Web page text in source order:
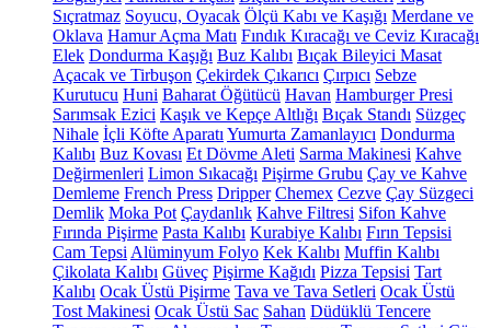
Sıçratmaz Soyucu, Oyacak Ölçü Kabı ve Kaşığı Merdane ve
Oklava Hamur Açma Matı Fındık Kıracağı ve Ceviz Kıracağı
Elek Dondurma Kaşığı Buz Kalıbı Bıçak Bileyici Masat
Açacak ve Tirbuşon Çekirdek Çıkarıcı Çırpıcı Sebze
Kurutucu Huni Baharat Öğütücü Havan Hamburger Presi
Sarımsak Ezici Kaşık ve Kepçe Altlığı Bıçak Standı Süzgeç
Nihale İçli Köfte Aparatı Yumurta Zamanlayıcı Dondurma
Kalıbı Buz Kovası Et Dövme Aleti Sarma Makinesi Kahve
Değirmenleri Limon Sıkacağı Pişirme Grubu Çay ve Kahve
Demleme French Press Dripper Chemex Cezve Çay Süzgeci
Demlik Moka Pot Çaydanlık Kahve Filtresi Sifon Kahve
Fırında Pişirme Pasta Kalıbı Kurabiye Kalıbı Fırın Tepsisi
Cam Tepsi Alüminyum Folyo Kek Kalıbı Muffin Kalıbı
Çikolata Kalıbı Güveç Pişirme Kağıdı Pizza Tepsisi Tart
Kalıbı Ocak Üstü Pişirme Tava ve Tava Setleri Ocak Üstü
Tost Makinesi Ocak Üstü Sac Sahan Düdüklü Tencere